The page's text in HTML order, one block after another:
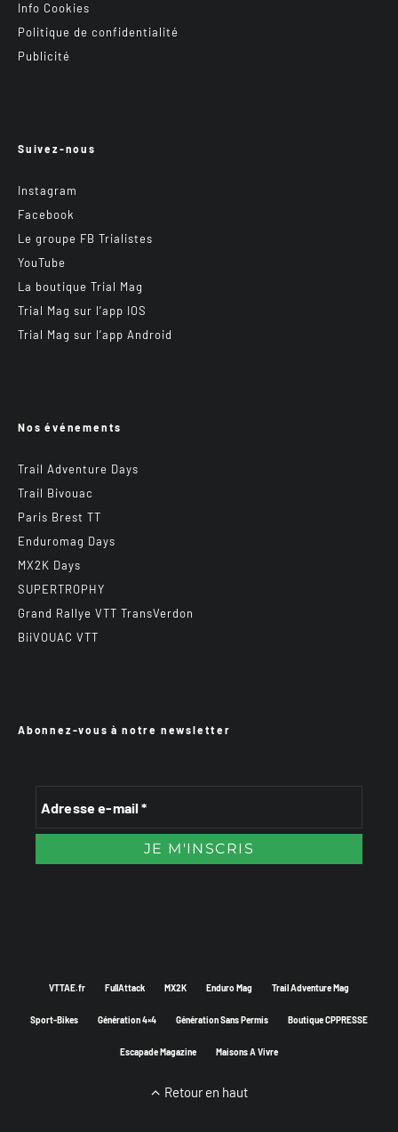
Info Cookies
Politique de confidentialité
Publicité
Suivez-nous
Instagram
Facebook
Le groupe FB Trialistes
YouTube
La boutique Trial Mag
Trial Mag sur l’app IOS
Trial Mag sur l’app Android
Nos événements
Trail Adventure Days
Trail Bivouac
Paris Brest TT
Enduromag Days
MX2K Days
SUPERTROPHY
Grand Rallye VTT TransVerdon
BiiVOUAC VTT
Abonnez-vous à notre newsletter
VTTAE.fr FullAttack MX2K Enduro Mag Trail Adventure Mag
Sport-Bikes Génération 4×4 Génération Sans Permis Boutique CPPRESSE
Escapade Magazine Maisons A Vivre
Retour en haut